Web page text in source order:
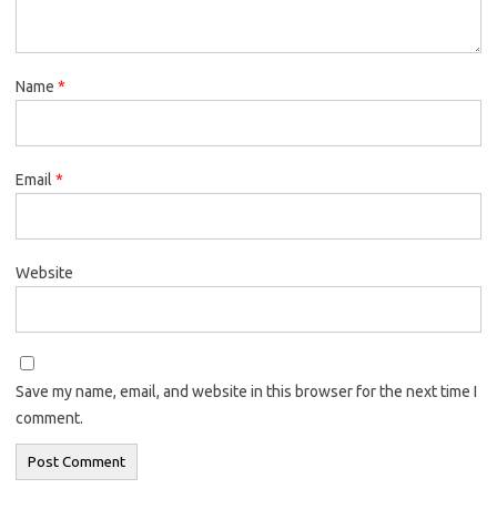
Name *
Email *
Website
Save my name, email, and website in this browser for the next time I
comment.